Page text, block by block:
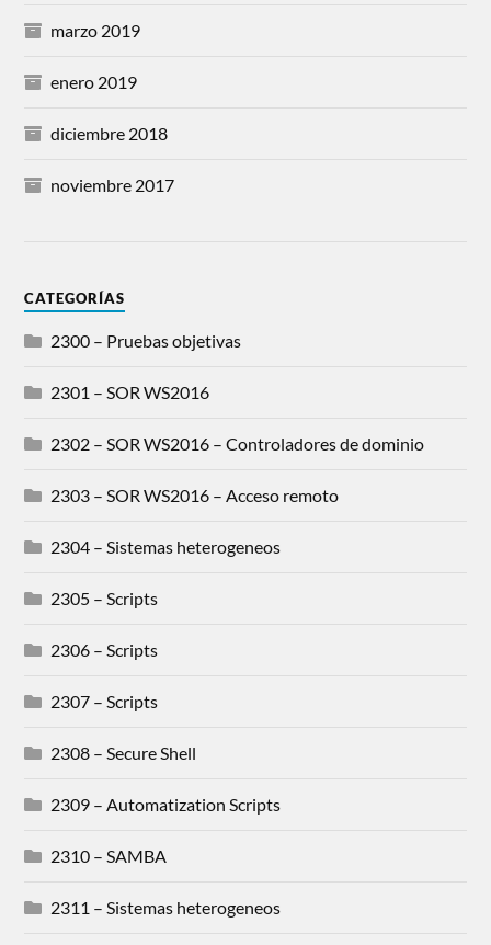
marzo 2019
enero 2019
diciembre 2018
noviembre 2017
CATEGORÍAS
2300 – Pruebas objetivas
2301 – SOR WS2016
2302 – SOR WS2016 – Controladores de dominio
2303 – SOR WS2016 – Acceso remoto
2304 – Sistemas heterogeneos
2305 – Scripts
2306 – Scripts
2307 – Scripts
2308 – Secure Shell
2309 – Automatization Scripts
2310 – SAMBA
2311 – Sistemas heterogeneos